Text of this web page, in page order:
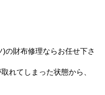
の財布修理ならお任せ下さ
れてしまった状態から、